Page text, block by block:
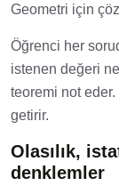
Geometri için
Öğrenci her
istenen değeri
teoremi not eder.
getirir.
Olasılık,
denklemler